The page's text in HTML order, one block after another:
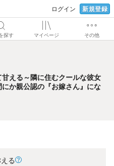
ログイン 新規登録
探す マイページ その他
て甘える～隣に住むクールな
つの間にか親公認の『お嫁さ
える～隣に住むクールな彼女
か親公認の『お嫁さん』にな
る